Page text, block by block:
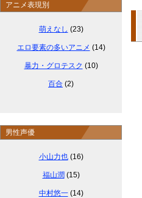
アニメ表現別
萌えなし (23)
エロ要素の多いアニメ (14)
暴力・グロテスク (10)
百合 (2)
男性声優
小山力也(16)
福山潤 (15)
中村悠一(14)